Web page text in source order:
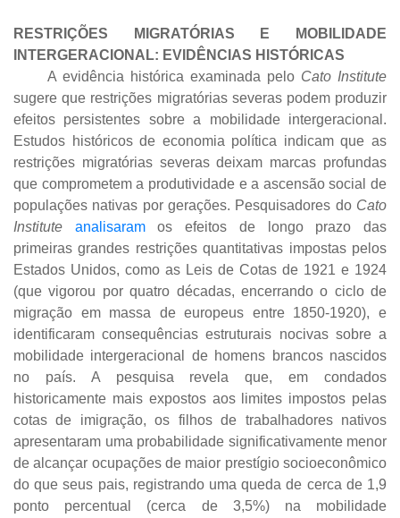
RESTRIÇÕES MIGRATÓRIAS E MOBILIDADE
INTERGERACIONAL: EVIDÊNCIAS HISTÓRICAS
A evidência histórica examinada pelo Cato Institute
sugere que restrições migratórias severas podem produzir
efeitos persistentes sobre a mobilidade intergeracional.
Estudos históricos de economia política indicam que as
restrições migratórias severas deixam marcas profundas
que comprometem a produtividade e a ascensão social de
populações nativas por gerações. Pesquisadores do Cato
Institute
analisaram
os efeitos de longo prazo das
primeiras grandes restrições quantitativas impostas pelos
Estados Unidos, como as Leis de Cotas de 1921 e 1924
(que vigorou por quatro décadas, encerrando o ciclo de
migração em massa de europeus entre 1850-1920), e
identificaram consequências estruturais nocivas sobre a
mobilidade intergeracional de homens brancos nascidos
no país. A pesquisa revela que, em condados
historicamente mais expostos aos limites impostos pelas
cotas de imigração, os filhos de trabalhadores nativos
apresentaram uma probabilidade significativamente menor
de alcançar ocupações de maior prestígio socioeconômico
do que seus pais, registrando uma queda de cerca de 1,9
ponto percentual (cerca de 3,5%) na mobilidade